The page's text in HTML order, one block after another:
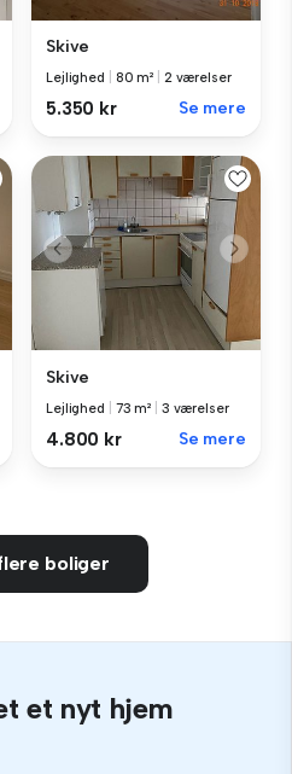
Skive
Lejlighed 80 m² 2 værelser
5.350 kr Se mere
Skive
Lejlighed 73 m² 3 værelser
4.800 kr Se mere
boliger
et nyt hjem